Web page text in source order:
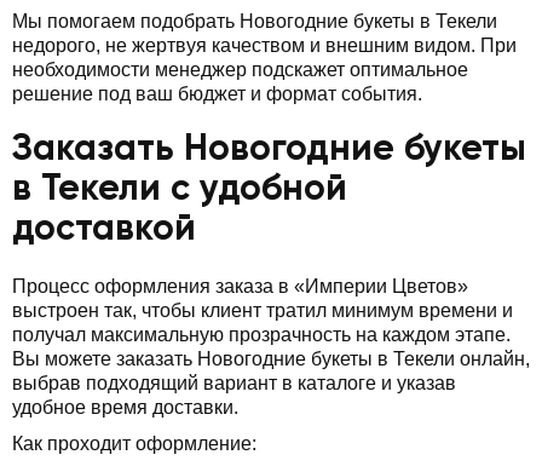
Мы помогаем подобрать Новогодние букеты в Текели
недорого, не жертвуя качеством и внешним видом. При
необходимости менеджер подскажет оптимальное
решение под ваш бюджет и формат события.
Заказать Новогодние букеты
в Текели с удобной
доставкой
Процесс оформления заказа в «Империи Цветов»
выстроен так, чтобы клиент тратил минимум времени и
получал максимальную прозрачность на каждом этапе.
Вы можете заказать Новогодние букеты в Текели онлайн,
выбрав подходящий вариант в каталоге и указав
удобное время доставки.
Как проходит оформление: